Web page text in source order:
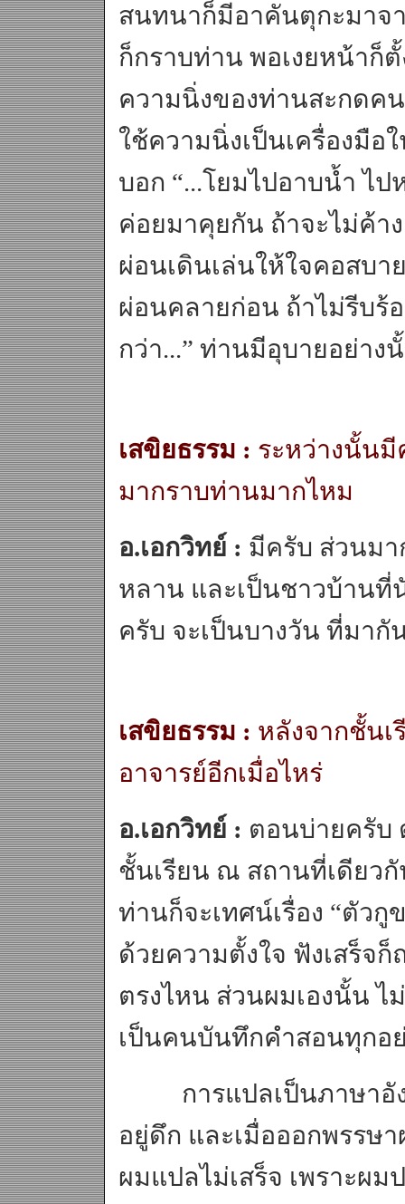
สนทนาก็มีอาคันตุกะมาจ
ก็กราบท่าน พอเงยหน้าก็
ความนิ่งของท่านสะกดค
ใช้ความนิ่งเป็นเครื่องมือ
บอก “...โยมไปอาบน้ำ ไ
ค่อยมาคุยกัน ถ้าจะไม่ค้า
ผ่อนเดินเล่นให้ใจคอสบา
ผ่อนคลายก่อน ถ้าไม่รีบ
กว่า...” ท่านมีอุบายอย่าง
เสขิยธรรม : ระหว่างนั้น
มากราบท่านมากไหม
อ.เอกวิทย์ : มีครับ ส่วนมา
หลาน และเป็นชาวบ้านที่
ครับ จะเป็นบางวัน ที่มา
เสขิยธรรม : หลังจากชั้น
อาจารย์อีกเมื่อไหร่
อ.เอกวิทย์ : ตอนบ่ายครับ
ชั้นเรียน ณ สถานที่เดียว
ท่านก็จะเทศน์เรื่อง “ตัว
ด้วยความตั้งใจ ฟังเสร็จ
ตรงไหน ส่วนผมเองนั้น
เป็นคนบันทึกคำสอนทุกอ
การแปลเป็นภาษาอัง
อยู่ดึก และเมื่อออกพรรษ
ผมแปลไม่เสร็จ เพราะผ